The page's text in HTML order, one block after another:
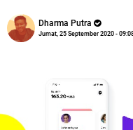
Dharma Putra
Jumat, 25 September 2020 -